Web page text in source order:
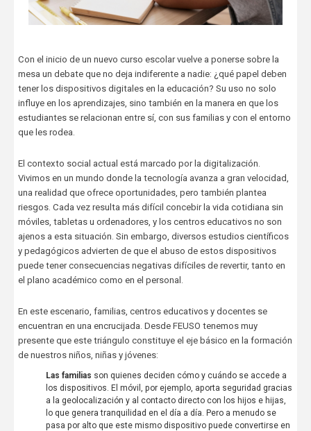
Con el inicio de un nuevo curso escolar vuelve a ponerse sobre la
mesa un debate que no deja indiferente a nadie: ¿qué papel deben
tener los dispositivos digitales en la educación? Su uso no solo
influye en los aprendizajes, sino también en la manera en que los
estudiantes se relacionan entre sí, con sus familias y con el entorno
que les rodea.
El contexto social actual está marcado por la digitalización.
Vivimos en un mundo donde la tecnología avanza a gran velocidad,
una realidad que ofrece oportunidades, pero también plantea
riesgos. Cada vez resulta más difícil concebir la vida cotidiana sin
móviles, tabletas u ordenadores, y los centros educativos no son
ajenos a esta situación. Sin embargo, diversos estudios científicos
y pedagógicos advierten de que el abuso de estos dispositivos
puede tener consecuencias negativas difíciles de revertir, tanto en
el plano académico como en el personal.
En este escenario, familias, centros educativos y docentes se
encuentran en una encrucijada. Desde FEUSO tenemos muy
presente que este triángulo constituye el eje básico en la formación
de nuestros niños, niñas y jóvenes:
Las familias son quienes deciden cómo y cuándo se accede a
los dispositivos. El móvil, por ejemplo, aporta seguridad gracias
a la geolocalización y al contacto directo con los hijos e hijas,
lo que genera tranquilidad en el día a día. Pero a menudo se
pasa por alto que este mismo dispositivo puede convertirse en